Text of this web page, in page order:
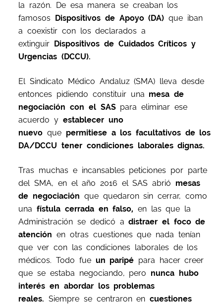
la razón. De esa manera se creaban los
famosos
Dispositivos de Apoyo (DA) que iban
a coexistir con los declarados a
extinguir
Dispositivos de Cuidados Críticos y
Urgencias (DCCU).
El Sindicato Médico Andaluz (SMA) lleva desde
entonces pidiendo constituir una mesa de
negociación con el SASpara eliminar ese
acuerdo y establecer uno
nuevo que permitiese a los facultativos de los
DA/DCCU tener condiciones laborales dignas.
Tras muchas e incansables peticiones por parte
del SMA, en el año 2016 el SAS abrió mesas
de negociación que quedaron sin cerrar, como
unafístula cerrada en falso, en las que la
Administración se dedicó adistraer el foco de
atención en otras cuestiones que nada tenían
que ver con las condiciones laborales de los
médicos. Todo fue un paripé para hacer creer
que se estaba negociando, pero nunca hubo
interés en abordar los problemas
reales. Siempre se centraron encuestiones